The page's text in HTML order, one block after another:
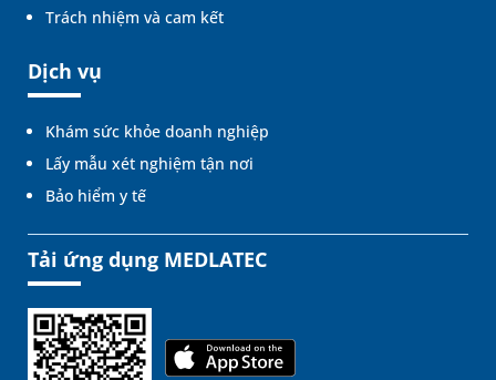
Trách nhiệm và cam kết
Dịch vụ
Khám sức khỏe doanh nghiệp
Lấy mẫu xét nghiệm tận nơi
Bảo hiểm y tế
Tải ứng dụng MEDLATEC